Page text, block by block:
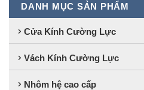
DANH MỤC SẢN PHẨM
Cửa Kính Cường Lực
Vách Kính Cường Lực
Nhôm hệ cao cấp